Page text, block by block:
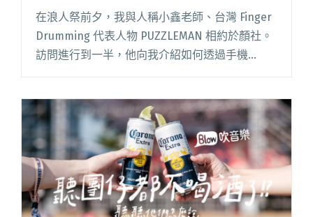
Drumming及辦在浪人祭的Triggerman
Beat Battle
在浪人祭前夕，我與人稱小鑫老師、台灣 Finger
Drumming 代表人物 PUZZLEMAN 相約於顏社。
訪問進行到一半，他向我介紹如何透過手機
Finger Drumming，他打開一個 App：「對！它
訪】16個格子，可以編排任何東西在裡面——
PUZZLEMAN聊Finger Drumming及辦在浪人祭的
Triggerman Beat Battle"